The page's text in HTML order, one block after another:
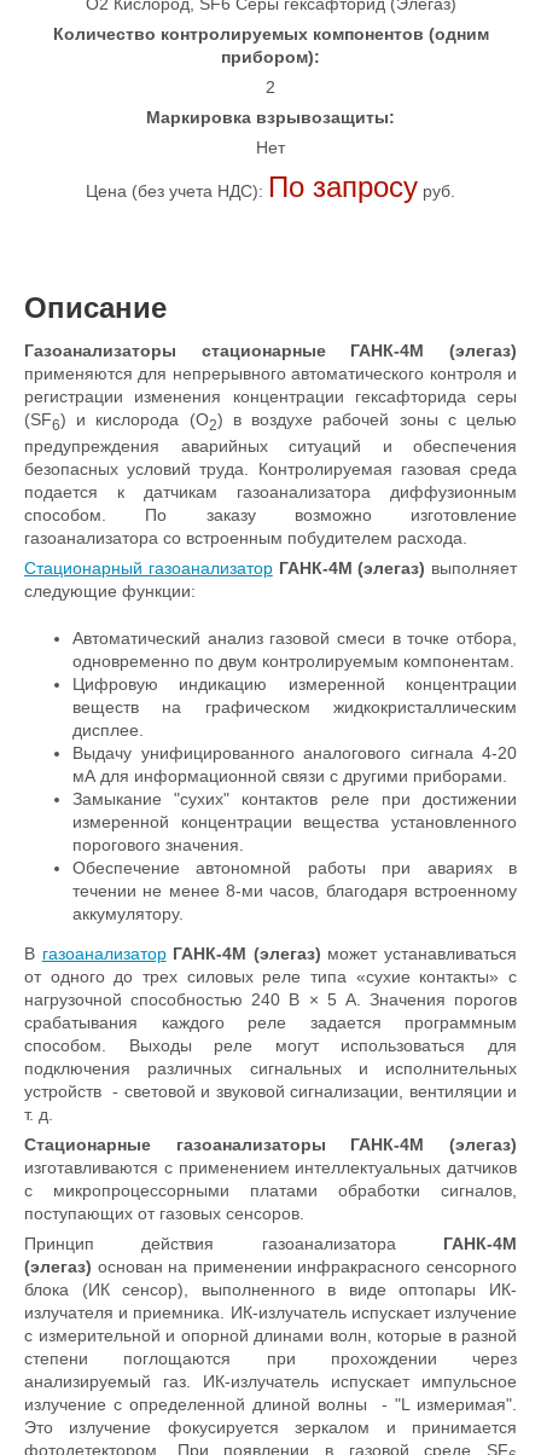
Количество контролируемых компонентов (одним
прибором):
2
Маркировка взрывозащиты:
Нет
Цена (без учета НДС): По запросу руб.
Описание
Газоанализаторы стационарные ГАНК-4М (элегаз)
применяются для непрерывного автоматического контроля и
регистрации изменения концентрации гексафторида серы
(SF6) и кислорода (О2) в воздухе рабочей зоны с целью
предупреждения аварийных ситуаций и обеспечения
безопасных условий труда. Контролируемая газовая среда
подается к датчикам газоанализатора диффузионным
способом. По заказу возможно изготовление
газоанализатора со встроенным побудителем расхода.
Стационарный газоанализатор ГАНК-4М (элегаз) выполняет
следующие функции:
Автоматический анализ газовой смеси в точке отбора,
одновременно по двум контролируемым компонентам.
Цифровую индикацию измеренной концентрации
веществ на графическом жидкокристаллическим
дисплее.
Выдачу унифицированного аналогового сигнала 4-20
мА для информационной связи с другими приборами.
Замыкание "сухих" контактов реле при достижении
измеренной концентрации вещества установленного
порогового значения.
Обеспечение автономной работы при авариях в
течении не менее 8-ми часов, благодаря встроенному
аккумулятору.
В газоанализатор ГАНК-4М (элегаз) может устанавливаться
от одного до трех силовых реле типа «сухие контакты» с
нагрузочной способностью 240 В × 5 А. Значения порогов
срабатывания каждого реле задается программным
способом. Выходы реле могут использоваться для
подключения различных сигнальных и исполнительных
устройств - световой и звуковой сигнализации, вентиляции и
т. д.
Стационарные газоанализаторы ГАНК-4М (элегаз)
изготавливаются с применением интеллектуальных датчиков
с микропроцессорными платами обработки сигналов,
поступающих от газовых сенсоров.
Принцип действия газоанализатора ГАНК-4М
(элегаз) основан на применении инфракрасного сенсорного
блока (ИК сенсор), выполненного в виде оптопары ИК-
излучателя и приемника. ИК-излучатель испускает излучение
с измерительной и опорной длинами волн, которые в разной
степени поглощаются при прохождении через
анализируемый газ. ИК-излучатель испускает импульсное
излучение с определенной длиной волны - "L измеримая".
Это излучение фокусируется зеркалом и принимается
фотодетектором. При появлении в газовой среде SF